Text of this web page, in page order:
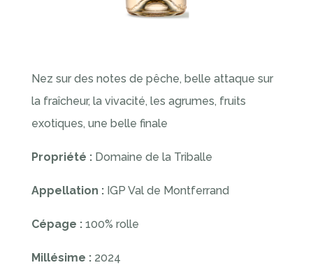
Nez sur des notes de pêche, belle attaque sur
la fraîcheur, la vivacité, les agrumes, fruits
exotiques, une belle finale
Propriété : Domaine de la Triballe
Appellation : IGP Val de Montferrand
Cépage : 100% rolle
Millésime : 2024